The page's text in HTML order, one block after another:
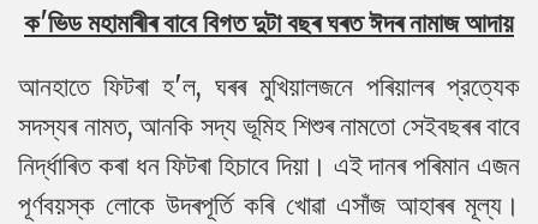
ক'ভিড মহামাৰীৰ বাবে বিগত দুটা বছৰ ঘৰত ঈদৰ নামাজ আদায়
আনহাতে ফিটৰা হ'ল, ঘৰৰ মুখিয়ালজনে পৰিয়ালৰ প্রত্যেক
সদস্যৰ নামত, আনকি সদ্য ভূমিহ শিশুৰ নামতো সেইবছৰৰ বাবে
নিৰ্দ্ধাৰিত কৰা ধন ফিটৰা হিচাবে দিয়া। এই দানৰ পৰিমান এজন
পূর্ণবয়স্ক লোকে উদৰপূৰ্তি কৰি খোৱা এসাঁজ আহাৰৰ মূল্য।